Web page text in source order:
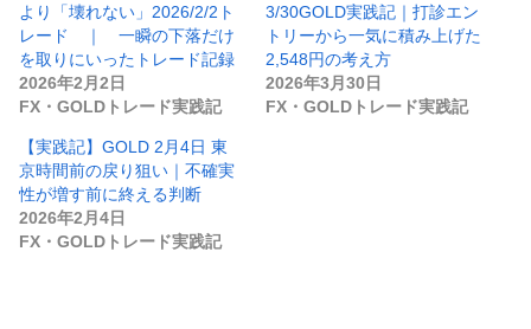
より「壊れない」2026/2/2ト
レード ｜ 一瞬の下落だけ
を取りにいったトレード記録
2026年2月2日
FX・GOLDトレード実践記
3/30GOLD実践記｜打診エン
トリーから一気に積み上げた
2,548円の考え方
2026年3月30日
FX・GOLDトレード実践記
【実践記】GOLD 2月4日 東
京時間前の戻り狙い｜不確実
性が増す前に終える判断
2026年2月4日
FX・GOLDトレード実践記